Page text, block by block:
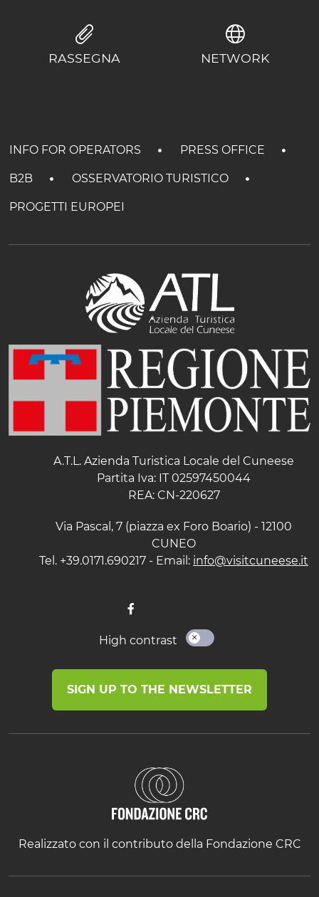
RASSEGNA NETWORK
INFO FOR OPERATORS PRESS OFFICE
B2B OSSERVATORIO TURISTICO
PROGETTI EUROPEI
A.T.L. Azienda Turistica Locale del Cuneese
Partita Iva: IT 02597450044
REA: CN-220627
Via Pascal, 7 (piazza ex Foro Boario) - 12100
CUNEO
Tel. +39.0171.690217 - Email: info@visitcuneese.it
High contrast
SIGN UP TO THE NEWSLETTER
Realizzato con il contributo della Fondazione CRC